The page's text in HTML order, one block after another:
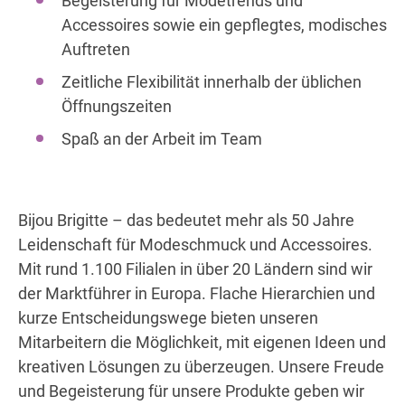
Accessoires sowie ein gepflegtes, modisches
Auftreten
Zeitliche Flexibilität innerhalb der üblichen
Öffnungszeiten
Spaß an der Arbeit im Team
Bijou Brigitte – das bedeutet mehr als 50 Jahre
Leidenschaft für Modeschmuck und Accessoires.
Mit rund 1.100 Filialen in über 20 Ländern sind wir
der Marktführer in Europa. Flache Hierarchien und
kurze Entscheidungswege bieten unseren
Mitarbeitern die Möglichkeit, mit eigenen Ideen und
kreativen Lösungen zu überzeugen. Unsere Freude
und Begeisterung für unsere Produkte geben wir